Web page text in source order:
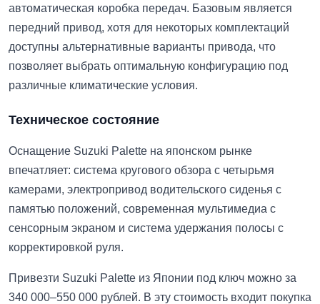
автоматическая коробка передач. Базовым является
передний привод, хотя для некоторых комплектаций
доступны альтернативные варианты привода, что
позволяет выбрать оптимальную конфигурацию под
различные климатические условия.
Техническое состояние
Оснащение Suzuki Palette на японском рынке
впечатляет: система кругового обзора с четырьмя
камерами, электропривод водительского сиденья с
памятью положений, современная мультимедиа с
сенсорным экраном и система удержания полосы с
корректировкой руля.
Привезти Suzuki Palette из Японии под ключ можно за
340 000–550 000 рублей. В эту стоимость входит покупка